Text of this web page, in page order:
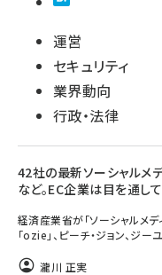
運営
セキュリティ
業界動向
行政・法律
42社の最新ソーシャルメ
など。EC企業は目を通し
経済産業省が「ソーシャルメ
「ozie」、ピーチ・ジョン、ジ
瀧川 正実